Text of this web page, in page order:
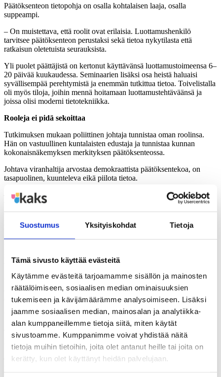
Suostumus Yksityiskohdat Tietoja
Tämä sivusto käyttää evästeitä
Käytämme evästeitä tarjoamamme sisällön ja mainosten
räätälöimiseen, sosiaalisen median ominaisuuksien
tukemiseen ja kävijämäärämme analysoimiseen. Lisäksi
jaamme sosiaalisen median, mainosalan ja analytiikka-
alan kumppaneillemme tietoja siitä, miten käytät
sivustoamme. Kumppanimme voivat yhdistää näitä
tietoja muihin tietoihin, joita olet antanut heille tai joita on
kerätty, kun olet käyttänyt heidän palvelujaan.
Päätöksenteon tietopohja on osalla kohtalaisen laaja, osalla
suppeampi.
– On muistettava, että roolit ovat erilaisia. Luottamushenkilö
tarvitsee päätöksenteon perustaksi sekä tietoa nykytilasta että
ratkaisun oletetuista seurauksista.
Yli puolet päättäjistä on kertonut käyttävänsä luottamustoimeensa 6–
20 päivää kuukaudessa. Seminaarien lisäksi osa heistä haluaisi
syvällisempää perehtymistä ja enemmän tutkittua tietoa. Toivelistalla
oli myös tiloja, joihin mennä hoitamaan luottamustehtäväänsä ja
joissa olisi moderni tietotekniikka.
Rooleja ei pidä sekoittaa
Tutkimuksen mukaan poliittinen johtaja tunnistaa oman roolinsa.
Hän on vastuullinen kuntalaisten edustaja ja tunnistaa kunnan
kokonaisnäkemyksen merkityksen päätöksenteossa.
Johtava viranhaltija arvostaa demokraattista päätöksentekoa, on
tasapuolinen, kuunteleva eikä piilota tietoa.
– Päätöksenteon kulmakivenä on sekä luottamushenkilöiden että
viranhaltijoiden mielestä luottamus. Lisäksi luottamushenkilöt
arvostavat muun muassa hyviä vuorovaikutussuhteita. Viranhaltijat
puolestaan pitävät arvossa, kun luottamushenkilöt sitoutuvat
tehtäväänsä ja ovat avoimia, Vuokko Niiranen kertoo.
mukaan ongelmia aiheuttaa, jos keskinäistä luottamusta ei ole tai jos
viranhaltijoiden ja päättäjien roolit menevät sekaisin.
Viranhaltijoiden mielestä ei ole hyväksi, jos päättäjät ovat kovin
erimielisiä. Ongelmia tuottaa myös, jos edustuksellinen demokratia
ei toimi.
Ulkoistaminen aiheuttaa päänvaivaa
Tutkimuksessa pyydettiin kertomaan tilanteista, joissa
luottamushenkilö on joutunut pohtimaan omia arvovalintojaan.
– Yksiselitteisesti esille nousi julkisen ja yksityisen suhde hiukan eri